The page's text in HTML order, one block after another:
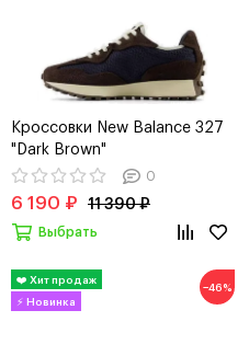
Кроссовки New Balance 327
"Dark Brown"
0
6 190 ₽ 11 390 ₽
Выбрать
−46%